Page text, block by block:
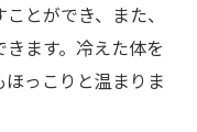
とができ、また、
ます。冷えた体を
っこりと温まりま